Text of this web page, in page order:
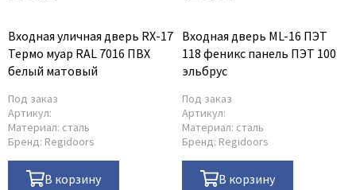
Входная уличная дверь RX-17
Термо муар RAL 7016 ПВХ
белый матовый
Под заказ
Артикул:
Материал: сталь
Бренд: Regidoors
В корзину
Входная дверь ML-16 ПЭТ
118 феникс панель ПЭТ 100
эльбрус
Под заказ
Артикул:
Материал: сталь
Бренд: Regidoors
В корзину